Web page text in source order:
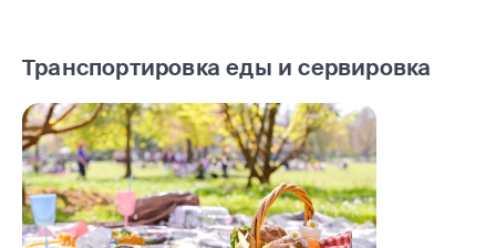
Транспортировка еды и сервировка